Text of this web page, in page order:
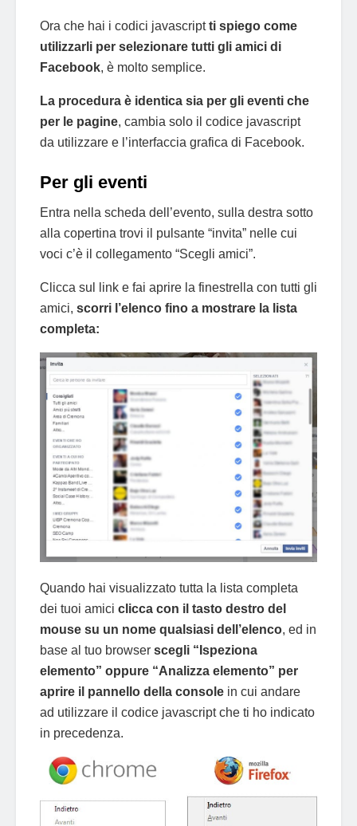
Ora che hai i codici javascriptti spiego come
utilizzarli per selezionare tutti gli amici di
Facebook, è molto semplice.
La procedura è identica sia per gli eventi che
per le pagine, cambia solo il codice javascript
da utilizzare e l’interfaccia grafica di Facebook.
Per gli eventi
Entra nella scheda dell’evento, sulla destra sotto
alla copertina trovi il pulsante “invita” nelle cui
voci c’è il collegamento “Scegli amici”.
Clicca sul link e fai aprire la finestrella con tutti gli
amici, scorri l’elenco fino a mostrare la lista
completa:
Quando hai visualizzato tutta la lista completa
dei tuoi amici clicca con il tasto destro del
mouse su un nome qualsiasi dell’elenco, ed in
base al tuo browser scegli “Ispeziona
elemento” oppure “Analizza elemento” per
aprire il pannello della console in cui andare
ad utilizzare il codice javascript che ti ho indicato
in precedenza.